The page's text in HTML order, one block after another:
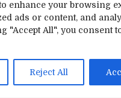
enhance your browsing
ads or content, and
"Accept All", you consent
Reject All